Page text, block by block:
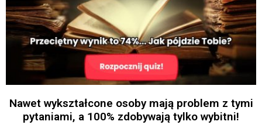
Nawet wykształcone osoby mają problem z tymi
pytaniami, a 100% zdobywają tylko wybitni!